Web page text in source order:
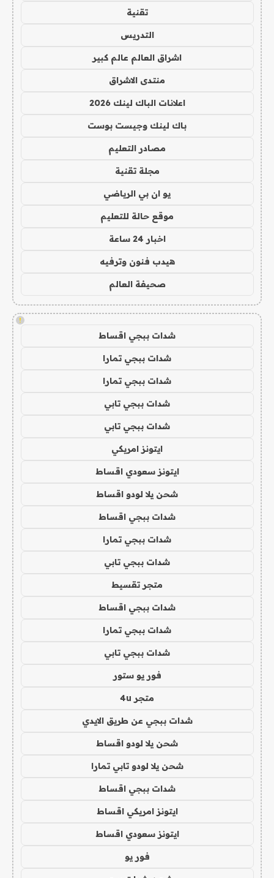
تقنية
التدريس
اشراق العالم عالم كبير
منتدى الاشراق
اعلانات الباك لينك 2026
باك لينك وجيست بوست
مصادر التعليم
مجلة تقنية
يو ان بي الرياضي
موقع حالة للتعليم
اخبار 24 ساعة
هيدب فنون وترفيه
صحيفة العالم
!
شدات ببجي اقساط
شدات ببجي تمارا
شدات ببجي تمارا
شدات ببجي تابي
شدات ببجي تابي
ايتونز امريكي
ايتونز سعودي اقساط
شحن يلا لودو اقساط
شدات ببجي اقساط
شدات ببجي تمارا
شدات ببجي تابي
متجر تقسيط
شدات ببجي اقساط
شدات ببجي تمارا
شدات ببجي تابي
فور يو ستور
متجر 4u
شدات ببجي عن طريق الايدي
شحن يلا لودو اقساط
شحن يلا لودو تابي تمارا
شدات ببجي اقساط
ايتونز امريكي اقساط
ايتونز سعودي اقساط
فور يو